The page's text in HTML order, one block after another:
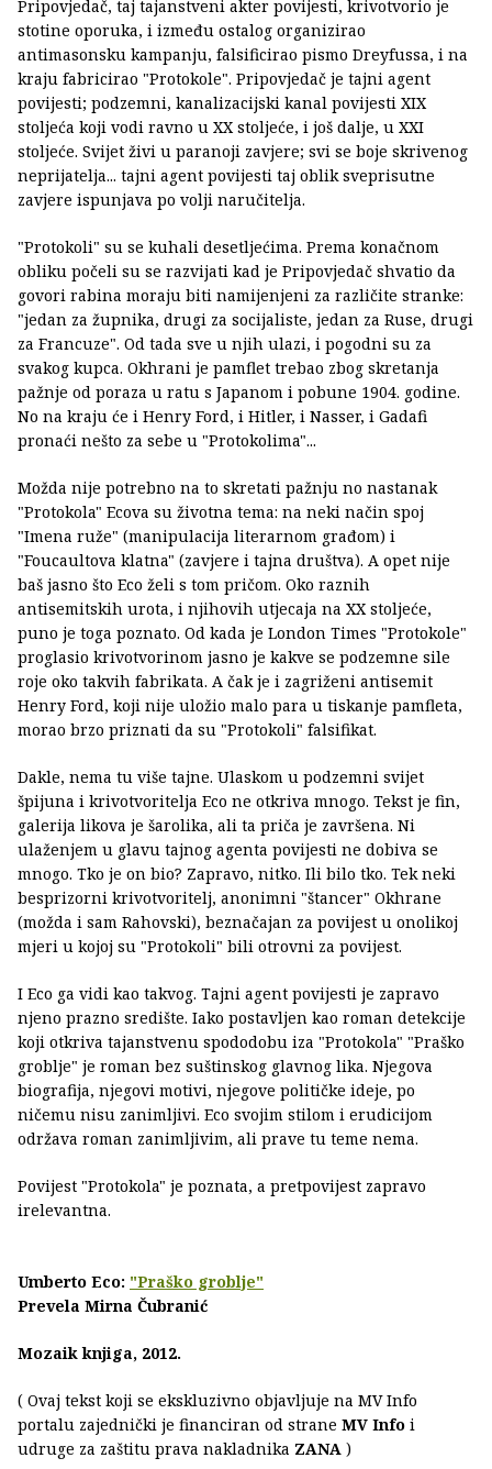
Pripovjedač, taj tajanstveni akter povijesti, krivotvorio je
stotine oporuka, i između ostalog organizirao
antimasonsku kampanju, falsificirao pismo Dreyfussa, i na
kraju fabricirao "Protokole". Pripovjedač je tajni agent
povijesti; podzemni, kanalizacijski kanal povijesti XIX
stoljeća koji vodi ravno u XX stoljeće, i još dalje, u XXI
stoljeće. Svijet živi u paranoji zavjere; svi se boje skrivenog
neprijatelja... tajni agent povijesti taj oblik sveprisutne
zavjere ispunjava po volji naručitelja.
"Protokoli" su se kuhali desetljećima. Prema konačnom
obliku počeli su se razvijati kad je Pripovjedač shvatio da
govori rabina moraju biti namijenjeni za različite stranke:
"jedan za župnika, drugi za socijaliste, jedan za Ruse, drugi
za Francuze". Od tada sve u njih ulazi, i pogodni su za
svakog kupca. Okhrani je pamflet trebao zbog skretanja
pažnje od poraza u ratu s Japanom i pobune 1904. godine.
No na kraju će i Henry Ford, i Hitler, i Nasser, i Gadafi
pronaći nešto za sebe u "Protokolima"...
Možda nije potrebno na to skretati pažnju no nastanak
"Protokola" Ecova su životna tema: na neki način spoj
"Imena ruže" (manipulacija literarnom građom) i
"Foucaultova klatna" (zavjere i tajna društva). A opet nije
baš jasno što Eco želi s tom pričom. Oko raznih
antisemitskih urota, i njihovih utjecaja na XX stoljeće,
puno je toga poznato. Od kada je London Times "Protokole"
proglasio krivotvorinom jasno je kakve se podzemne sile
roje oko takvih fabrikata. A čak je i zagriženi antisemit
Henry Ford, koji nije uložio malo para u tiskanje pamfleta,
morao brzo priznati da su "Protokoli" falsifikat.
Dakle, nema tu više tajne. Ulaskom u podzemni svijet
špijuna i krivotvoritelja Eco ne otkriva mnogo. Tekst je fin,
galerija likova je šarolika, ali ta priča je završena. Ni
ulaženjem u glavu tajnog agenta povijesti ne dobiva se
mnogo. Tko je on bio? Zapravo, nitko. Ili bilo tko. Tek neki
besprizorni krivotvoritelj, anonimni "štancer" Okhrane
(možda i sam Rahovski), beznačajan za povijest u onolikoj
mjeri u kojoj su "Protokoli" bili otrovni za povijest.
I Eco ga vidi kao takvog. Tajni agent povijesti je zapravo
njeno prazno središte. Iako postavljen kao roman detekcije
koji otkriva tajanstvenu spododobu iza "Protokola" "Praško
groblje" je roman bez suštinskog glavnog lika. Njegova
biografija, njegovi motivi, njegove političke ideje, po
ničemu nisu zanimljivi. Eco svojim stilom i erudicijom
održava roman zanimljivim, ali prave tu teme nema.
Povijest "Protokola" je poznata, a pretpovijest zapravo
irelevantna.
Umberto Eco: "Praško groblje"
Prevela Mirna Čubranić
Mozaik knjiga, 2012.
( Ovaj tekst koji se ekskluzivno objavljuje na MV Info
portalu zajednički je financiran od strane MV Info i
udruge za zaštitu prava nakladnika ZANA )